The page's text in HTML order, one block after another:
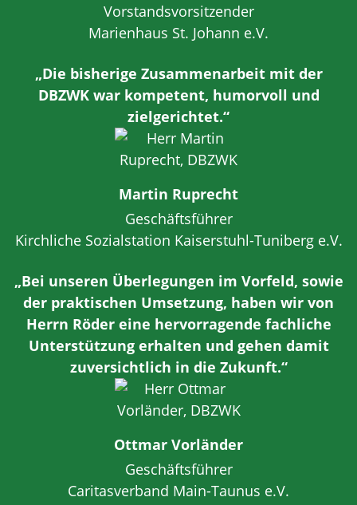
Vorstandsvorsitzender
Marienhaus St. Johann e.V.
„Die bisherige Zusammenarbeit mit der
DBZWK war kompetent, humorvoll und
zielgerichtet.“
Martin Ruprecht
Geschäftsführer
Kirchliche Sozialstation Kaiserstuhl-Tuniberg e.V.
„Bei unseren Überlegungen im Vorfeld, sowie
der praktischen Umsetzung, haben wir von
Herrn Röder eine hervorragende fachliche
Unterstützung erhalten und gehen damit
zuversichtlich in die Zukunft.“
Ottmar Vorländer
Geschäftsführer
Caritasverband Main-Taunus e.V.